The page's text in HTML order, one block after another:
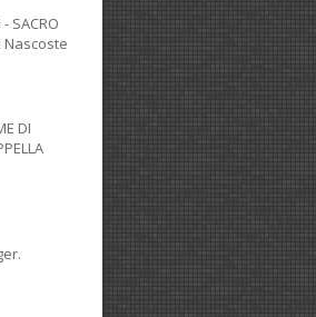
- SACRO
Nascoste
DI
.